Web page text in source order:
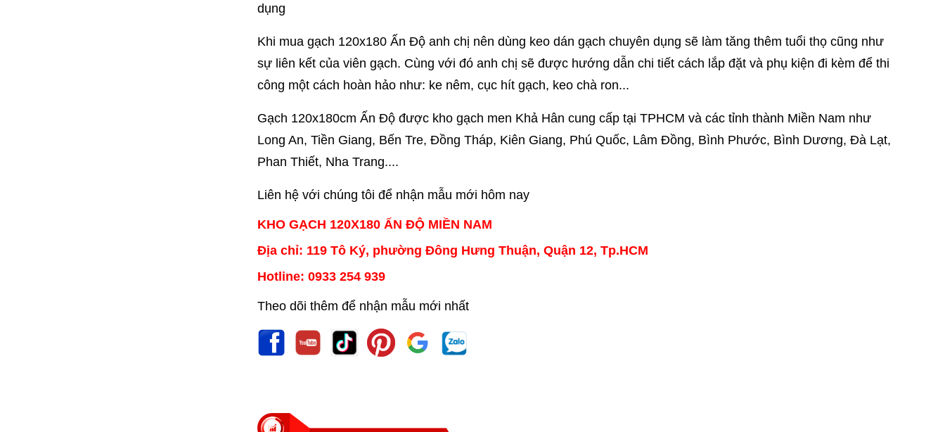
dụng
Khi mua gạch 120x180 Ấn Độ anh chị nên dùng keo dán gạch chuyên dụng sẽ làm tăng thêm tuổi thọ cũng như
sự liên kết của viên gạch. Cùng với đó anh chị sẽ được hướng dẫn chi tiết cách lắp đặt và phụ kiện đi kèm để thi
công một cách hoàn hảo như: ke nêm, cục hít gạch, keo chà ron...
Gạch 120x180cm Ấn Độ được kho gạch men Khả Hân cung cấp tại TPHCM và các tỉnh thành Miền Nam như
Long An, Tiền Giang, Bến Tre, Đồng Tháp, Kiên Giang, Phú Quốc, Lâm Đồng, Bình Phước, Bình Dương, Đà Lạt,
Phan Thiết, Nha Trang....
Liên hệ với chúng tôi để nhận mẫu mới hôm nay
KHO GẠCH 120X180 ẤN ĐỘ MIỀN NAM
Địa chỉ: 119 Tô Ký, phường Đông Hưng Thuận, Quận 12, Tp.HCM
Hotline: 0933 254 939
Theo dõi thêm để nhận mẫu mới nhất